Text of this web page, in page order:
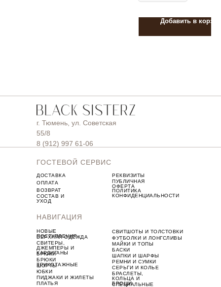
Добавить в
ГОСТЕВОЙ СЕРВИС
г. Тюмень, ул. Советская
55/8
8 (912) 997 61-06
НАВИГАЦИЯ
ДОСТАВКА
ВОЗВРАТ
СОСТАВ И
УХОД
РЕКВИЗИТЫ
ПОЛИТИКА
КОНФИДЕНЦИАЛЬНОСТИ
ОПЛАТА
ПУБЛИЧНАЯ
ОФЕРТА
ПЛАТЬЯ
ПИДЖАКИ И ЖИЛЕТЫ
НОВЫЕ
ПОСТУПЛЕНИЯ
СВИТЕРЫ,
ДЖЕМПЕРЫ И
КАРДИГАНЫ
ШОРТЫ
БРЮКИ
ТРИКОТАЖНЫЕ
БРЮКИ
ЮБКИ
ВЕРХНЯЯ ОДЕЖДА
СПЕЦИАЛЬНЫЕ
БАСКИ
РЕМНИ И СУМКИ
ФУТБОЛКИ И ЛОНГСЛИВЫ
СВИТШОТЫ И ТОЛСТОВКИ
МАЙКИ И ТОПЫ
БРАСЛЕТЫ,
КОЛЬЦА И
БРОШИ
СЕРЬГИ И КОЛЬЕ
ШАПКИ И ШАРФЫ